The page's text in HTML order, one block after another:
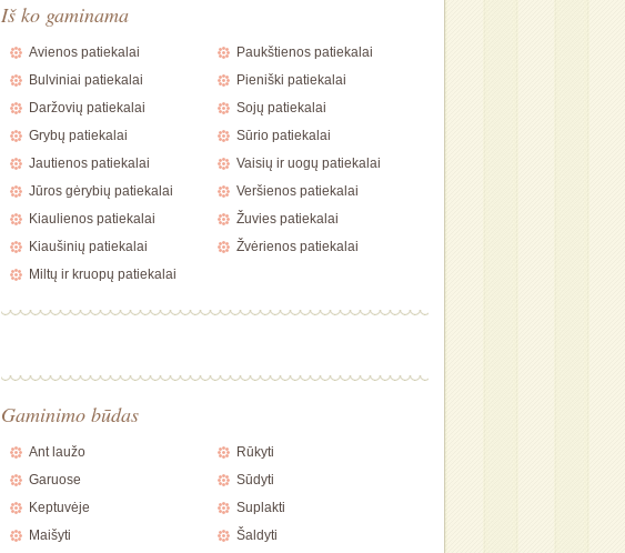
Iš ko gaminama
Avienos patiekalai
Bulviniai patiekalai
Daržovių patiekalai
Grybų patiekalai
Jautienos patiekalai
Jūros gėrybių patiekalai
Kiaulienos patiekalai
Kiaušinių patiekalai
Miltų ir kruopų patiekalai
Paukštienos patiekalai
Pieniški patiekalai
Sojų patiekalai
Sūrio patiekalai
Vaisių ir uogų patiekalai
Veršienos patiekalai
Žuvies patiekalai
Žvėrienos patiekalai
Gaminimo būdas
Ant laužo
Garuose
Keptuvėje
Maišyti
Rūkyti
Sūdyti
Suplakti
Šaldyti